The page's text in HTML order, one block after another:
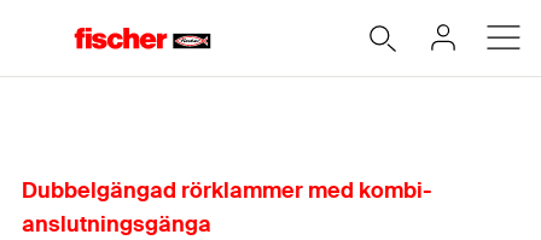
Dubbelgängad rörklammer med kombi-
anslutningsgänga